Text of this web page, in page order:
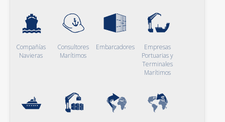
Compañías
Navieras
Consultores
Marítimos
Embarcadores
Empresas
Portuarias y
Terminales
Marítimos